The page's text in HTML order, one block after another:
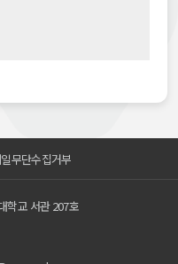
무단수집거부
학교 서관 207호